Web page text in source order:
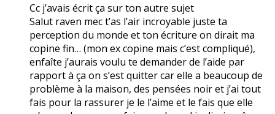
Cc j’avais écrit ça sur ton autre sujet
Salut raven mec t’as l’air incroyable juste ta
perception du monde et ton écriture on dirait ma
copine fin… (mon ex copine mais c’est compliqué),
enfaîte j’aurais voulu te demander de l’aide par
rapport à ça on s’est quitter car elle a beaucoup de
problème à la maison, des pensées noir et j’ai tout
fais pour la rassurer je le l’aime et le fais que elle